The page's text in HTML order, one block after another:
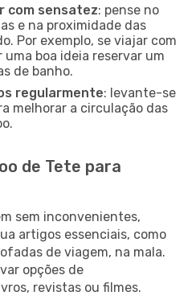
com sensatez: pense no
e na proximidade das
Por exemplo, se viajar com
uma boa ideia reservar um
de banho.
regularmente: levante-se
melhorar a circulação das
de Tete para
sem inconvenientes,
artigos essenciais, como
de viagem, na mala.
opções de
revistas ou filmes.